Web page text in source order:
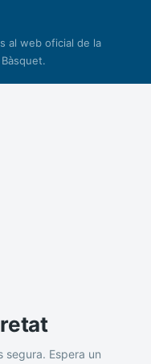
al web oficial de la
segura. Espera un